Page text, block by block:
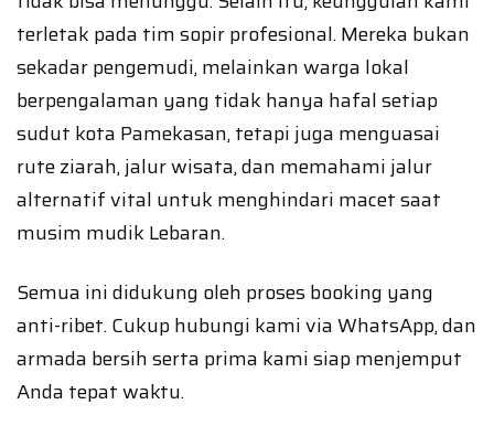
terletak pada tim sopir profesional. Mereka bukan
sekadar pengemudi, melainkan warga lokal
berpengalaman yang tidak hanya hafal setiap
sudut kota Pamekasan, tetapi juga menguasai
rute ziarah, jalur wisata, dan memahami jalur
alternatif vital untuk menghindari macet saat
musim mudik Lebaran.
Semua ini didukung oleh proses booking yang
anti-ribet. Cukup hubungi kami via WhatsApp, dan
armada bersih serta prima kami siap menjemput
Anda tepat waktu.